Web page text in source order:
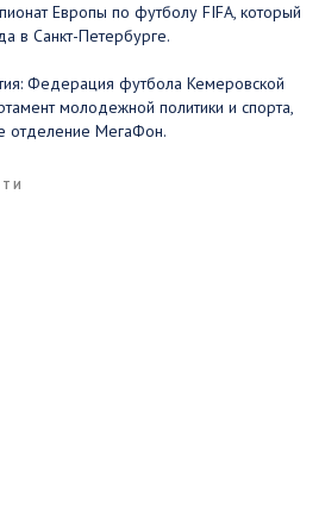
Европы по футболу FIFA, который
в Санкт-Петербурге. ⠀
Федерация футбола Кемеровской
молодежной политики и спорта,
отделение МегаФон.